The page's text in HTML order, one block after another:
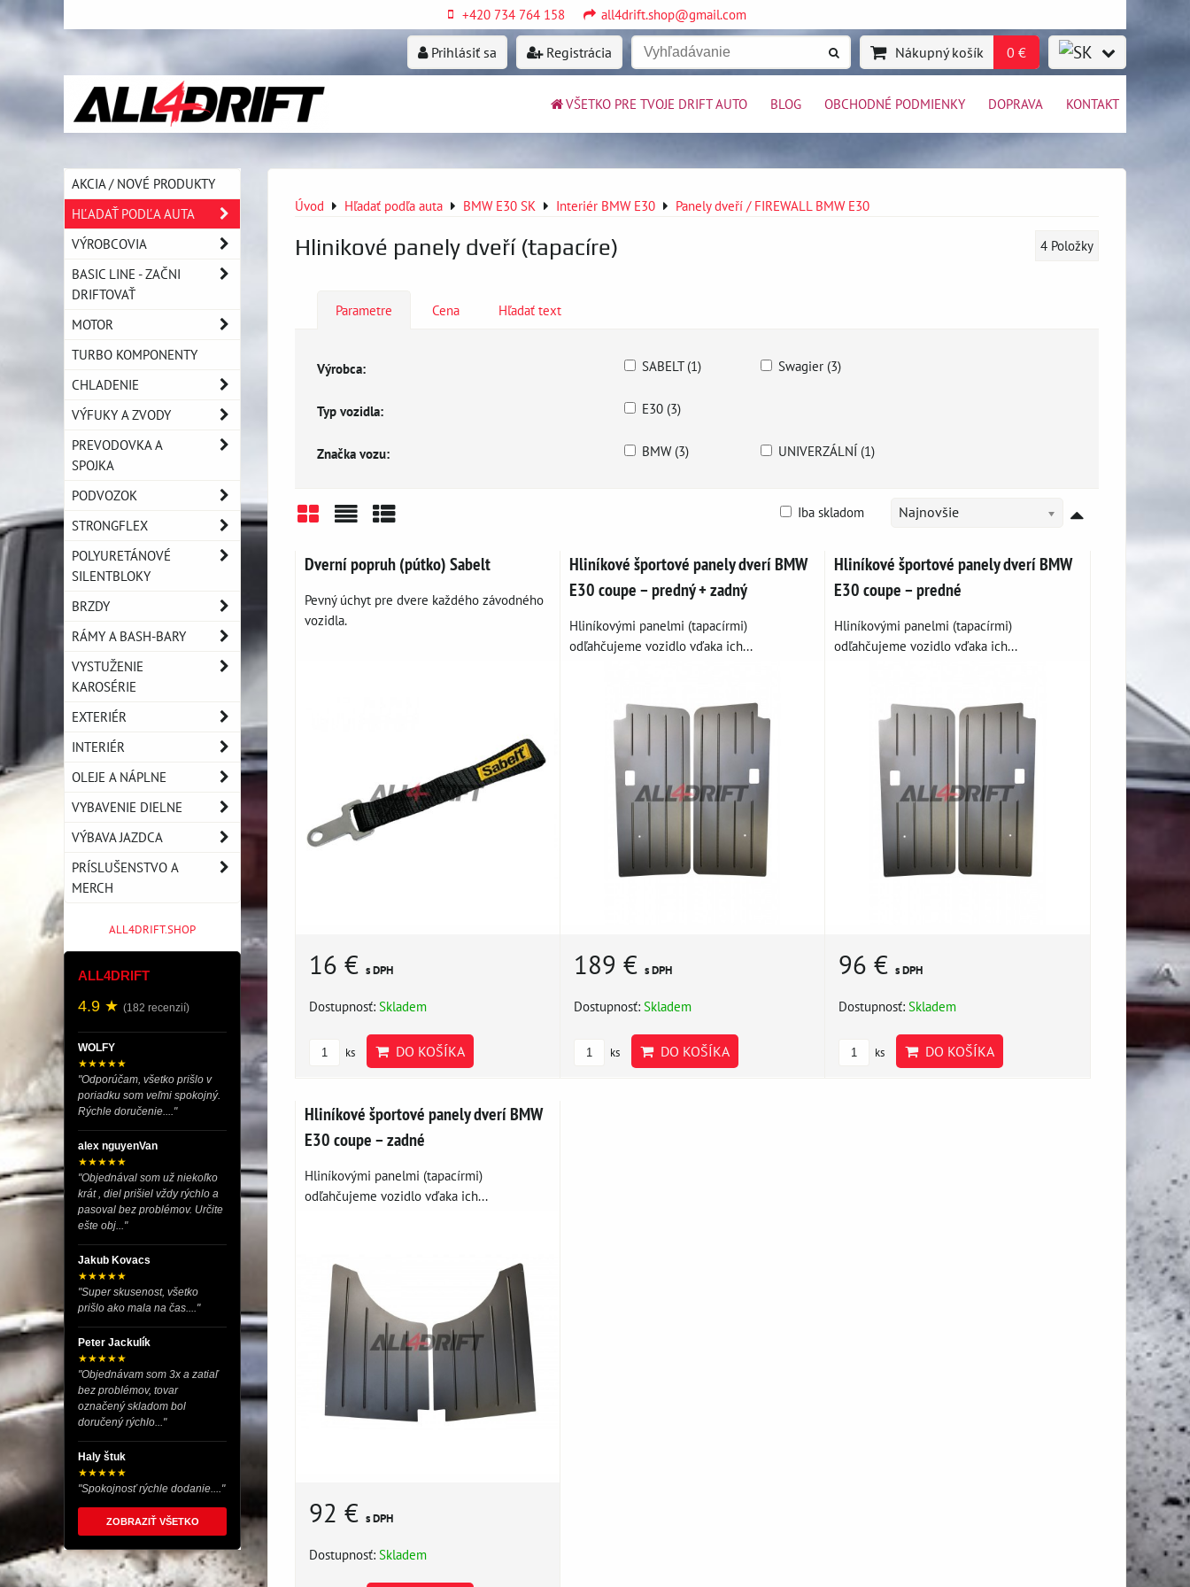
+420 734 764 158 all4drift.shop@gmail.com
Prihlásiť sa Registrácia Nákupný košík 0 €
VŠETKO PRE TVOJE DRIFT AUTO BLOG OBCHODNÉ PODMIENKY DOPRAVA KONTAKT
Úvod Hľadať podľa auta BMW E30 SK Interiér BMW E30 Panely dveří / FIREWALL BMW E30
Hlinikové panely dveří (tapacíre) 4 Položky
Parametre Cena Hľadať text
Výrobca: SABELT (1) Swagier (3)
Typ vozidla: E30 (3)
Značka vozu: BMW (3) UNIVERZÁLNÍ (1)
Najnovšie
Iba skladom
Dverní popruh (pútko) Sabelt
Pevný úchyt pre dvere každého závodného
vozidla.
16 € s DPH
Dostupnosť: Skladem
ks DO KOŠÍKA
Hliníkové športové panely dverí BMW
E30 coupe – predný + zadný
Hliníkovými panelmi (tapacírmi)
odľahčujeme vozidlo vďaka ich...
189 € s DPH
Dostupnosť: Skladem
ks DO KOŠÍKA
Hliníkové športové panely dverí BMW
E30 coupe – predné
Hliníkovými panelmi (tapacírmi)
odľahčujeme vozidlo vďaka ich...
96 €s DPH
Dostupnosť:Skladem
ks DO KOŠÍKA
Hliníkové športové panely dverí BMW
E30 coupe – zadné
Hliníkovými panelmi (tapacírmi)
odľahčujeme vozidlo vďaka ich...
92 € s DPH
Dostupnosť: Skladem
AKCIA / NOVÉ PRODUKTY
HĽADAŤ PODĽA AUTA
VÝROBCOVIA
BASIC LINE - ZAČNI
DRIFTOVAŤ
MOTOR
TURBO KOMPONENTY
CHLADENIE
VÝFUKY A ZVODY
PREVODOVKA A
SPOJKA
PODVOZOK
STRONGFLEX
POLYURETÁNOVÉ
SILENTBLOKY
BRZDY
RÁMY A BASH-BARY
VYSTUŽENIE
KAROSÉRIE
EXTERIÉR
INTERIÉR
OLEJE A NÁPLNE
VYBAVENIE DIELNE
VÝBAVA JAZDCA
PRÍSLUŠENSTVO A
MERCH
ALL4DRIFT.SHOP
ALL4DRIFT
4.9 ★ (182 recenzií)
WOLFY
★★★★★
"Odporúčam, všetko prišlo v
poriadku som veľmi spokojný.
Rýchle doručenie...."
alex nguyenVan
★★★★★
"Objednával som už niekoľko
krát , diel prišiel vždy rýchlo a
pasoval bez problémov. Určite
ešte obj..."
Jakub Kovacs
★★★★★
"Super skusenost, všetko
prišlo ako mala na čas...."
Peter Jackulík
★★★★★
"Objednávam som 3x a zatiaľ
bez problémov, tovar
označený skladom bol
doručený rýchlo..."
Haly štuk
★★★★★
"Spokojnosť rýchle dodanie...."
ZOBRAZIŤ VŠETKO